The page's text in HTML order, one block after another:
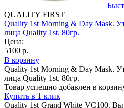
QUALITY FIRST
Quality 1st Morning & Day Mask.
лица Quality 1st. 80гр.
Цена:
5100 р.
В корзину
Quality 1st Morning & Day Mask.
лица Quality 1st. 80гр.
Товар успешно добавлен в
Купить в 1 клик
Quality 1st Grand White VC100.